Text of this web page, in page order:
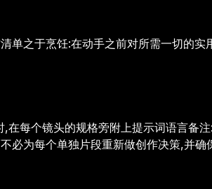
单之于烹饪:在动手之前对所需一切的
每个镜头的规格旁附上提示词语言备
必为每个单独片段重新做创作决策,并确